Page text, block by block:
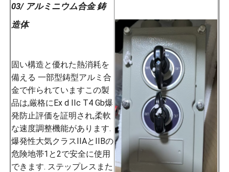
03/ アルミニウム合金 鋳
造体
固い構造と優れた熱消耗を
備える 一部型鋳型アルミ合
金で作られていますこの製
品は,厳格にEx d IIc T4 Gb爆
発防止評価を証明され,柔軟
な速度調整機能があります.
爆発性大気クラスIIAとIIBの
危険地帯1と2で安全に使用
できます. ステップレスまた